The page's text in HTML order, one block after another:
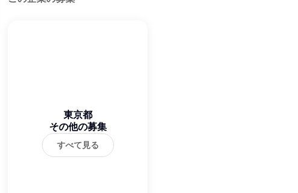
東京都
その他の募集
すべて見る